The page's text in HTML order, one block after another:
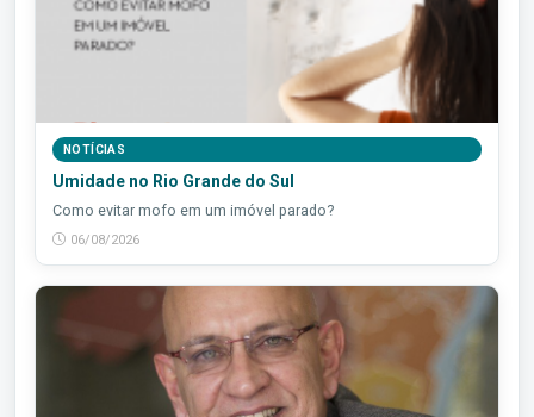
NOTÍCIAS
Umidade no Rio Grande do Sul
Como evitar mofo em um imóvel parado?
06/08/2026